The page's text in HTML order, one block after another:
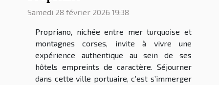
Samedi 28 février 2026 19:38
Propriano, nichée entre mer turquoise et
montagnes corses, invite à vivre une
expérience authentique au sein de ses
hôtels empreints de caractère. Séjourner
dans cette ville portuaire, c’est s’immerger